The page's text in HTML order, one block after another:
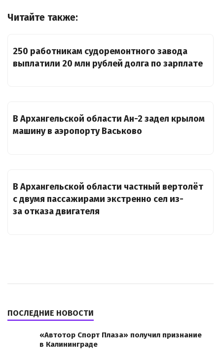
Читайте также:
250 работникам судоремонтного завода
выплатили 20 млн рублей долга по зарплате
В Архангельской области Ан-2 задел крылом
машину в аэропорту Васьково
В Архангельской области частный вертолёт
с двумя пассажирами экстренно сел из-
за отказа двигателя
ПОСЛЕДНИЕ НОВОСТИ
«Автотор Спорт Плаза» получил признание
в Калининграде